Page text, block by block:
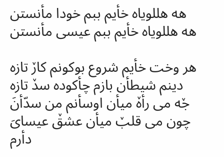
هه هللویاه خأیم ببم خودا مأنستن
هه هللویاه خأیم ببم عیسی مأنستن
هر وخت خأیم شروع بوکونم کارٚ تازه
دینم شیطأن بازم چأکودهسدٚ تازه
جٚه می رأهٚ میأن اوسأنم من سدّأنَ
چون می قلبٚ میأن عشقٚ عیسایَ
دأرم